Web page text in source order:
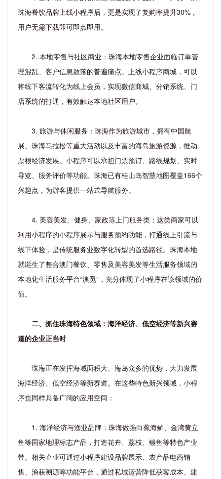
珠海餐饮品牌上线小程序后，更是实现了复购率提升30%，
用户无需下载即可即点即用。
2. 本地零售与社区商业：珠海本地零售企业面临订单管
理混乱、客户信息散落的普遍痛点。上线小程序商城，可以
将线下客流转化为线上会员，实现微信商城、分销系统、门
店系统的打通，有效触达本地社区用户。
3. 旅游与休闲服务：珠海作为旅游城市，拥有中国航
展、珠海马拉松等重大活动以及丰富的海岛旅游资源，推动
票根经济发展。小程序可以承担门票预订、路线规划、实时
导览、服务评价等功能。珠海已有桂山岛智慧地图覆盖166个
兴趣点，为游客提供一站式导航服务。
4. 美容美发、健身、家政等上门服务类：这类商家可以
利用小程序的小程序展示与服务预约功能，打通线上引流与
线下体验，是传统服务业数字化转型的首选路径。珠海本地
就诞生了整合澳门餐饮、零售及美容美发等生活服务领域的
本地化生活服务平台“澳觅”，充分体现了小程序在该领域的价
值。
二、抓住珠海特色领域：海洋经济、低空经济等新兴赛
道的企业正当时
珠海正在发挥海域面积大、海岛众多的优势，大力发展
海洋经济、低空经济等新赛道。在这些特色新兴领域，小程
序也同样具备广阔的应用空间：
1. 海洋经济与渔业品牌：珠海做强白蕉海鲈、金湾黄立
鱼等国家地理标志产品，打造花卉、荔枝、鳗鱼等特色产业
带。相关企业可通过小程序建设品牌展示、农产品电商销
售、渔获溯源等功能平台，通过私域运营降低获客成本、建